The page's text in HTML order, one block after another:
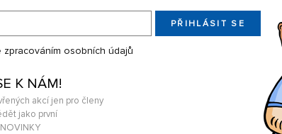
PŘIHLÁSIT SE
zpracováním osobních údajů
K NÁM!
akcí jen pro členy
jako první
EAN:
Nevíte si rady s
my Vás s odpovědí